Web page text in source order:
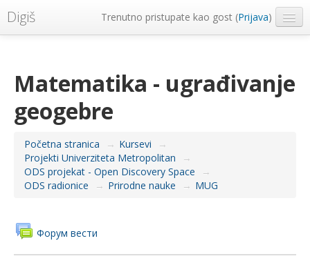
Digiš Trenutno pristupate kao gost (Prijava)
Matematika - ugrađivanje
geogebre
Početna stranica → Kursevi
→
Projekti Univerziteta Metropolitan
→
ODS projekat - Open Discovery Space
→
ODS radionice
→ Prirodne nauke → MUG
Форум вести